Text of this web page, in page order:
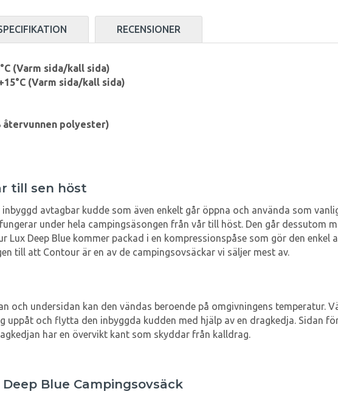
RECENSIONER
(Varm sida/kall sida)
(Varm sida/kall sida)
återvunnen polyester)
till sen höst
avtagbar kudde som även enkelt går öppna och använda som
under hela campingsäsongen från vår till höst. Den går dessutom
Lux Deep Blue kommer packad i en kompressionspåse som gör den
till att Contour är en av de campingsovsäckar vi säljer mest av.
och undersidan kan den vändas beroende på omgivningens temperatur.
uppåt och flytta den inbyggda kudden med hjälp av en dragkedja. Sidan
har en övervikt kant som skyddar från kalldrag.
Blue Campingsovsäck